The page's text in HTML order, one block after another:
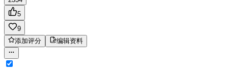
5
9
添加评分
编辑资料